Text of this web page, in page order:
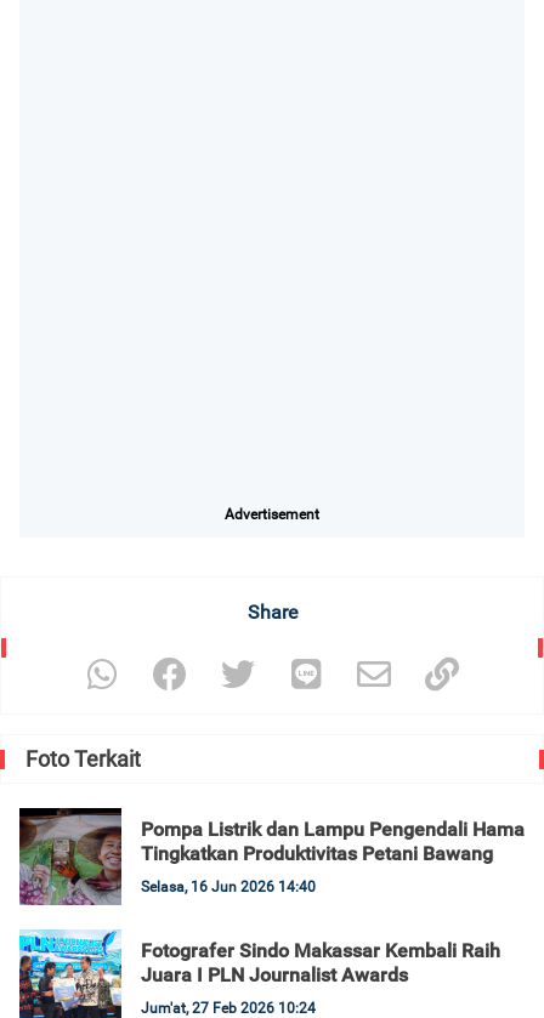
Advertisement
Share
Foto Terkait
Pompa Listrik dan Lampu Pengendali Hama
Tingkatkan Produktivitas Petani Bawang
Selasa, 16 Jun 2026 14:40
Fotografer Sindo Makassar Kembali Raih
Juara I PLN Journalist Awards
Jum'at, 27 Feb 2026 10:24